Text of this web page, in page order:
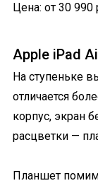
Цена: от 30 990
Apple iPad
На ступеньке
отличается
корпус, экран
расцветки —
Планшет